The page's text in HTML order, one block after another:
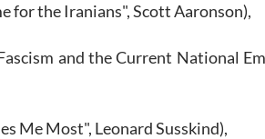
for the Iranians", Scott Aaronson),
and the Current National
Me Most", Leonard Susskind),